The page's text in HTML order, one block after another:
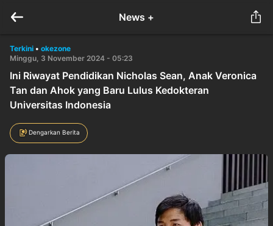
News +
Terkini • okezone
Minggu, 3 November 2024 - 05:23
Ini Riwayat Pendidikan Nicholas Sean, Anak Veronica
Tan dan Ahok yang Baru Lulus Kedokteran
Universitas Indonesia
Dengarkan Berita